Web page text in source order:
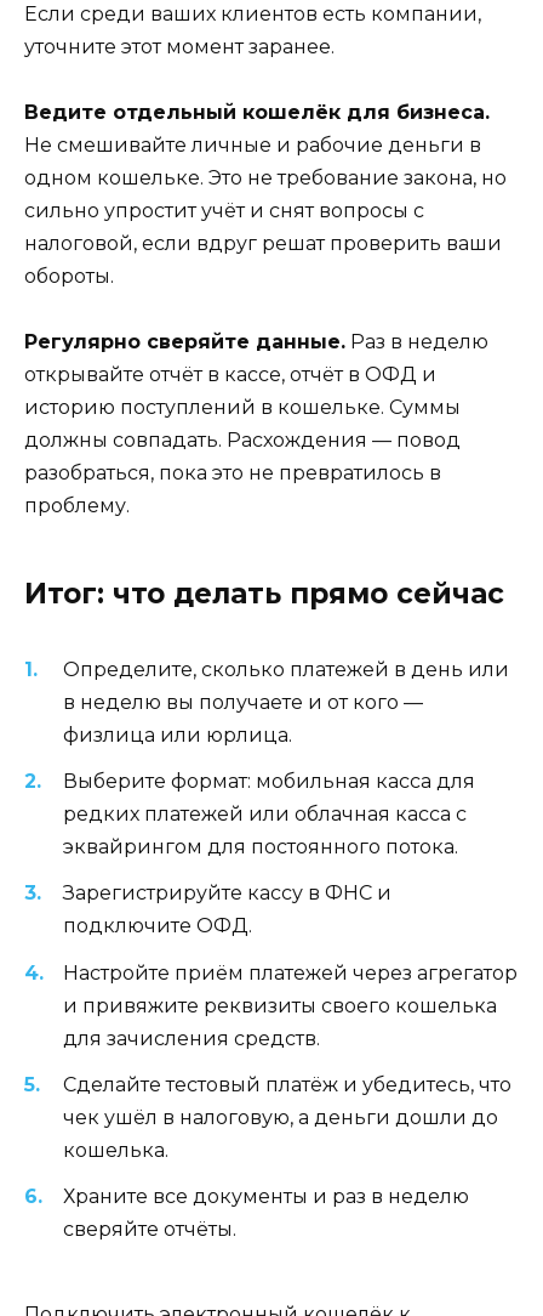
Если среди ваших клиентов есть компании,
уточните этот момент заранее.
Ведите отдельный кошелёк для бизнеса.
Не смешивайте личные и рабочие деньги в
одном кошельке. Это не требование закона, но
сильно упростит учёт и снят вопросы с
налоговой, если вдруг решат проверить ваши
обороты.
Регулярно сверяйте данные. Раз в неделю
открывайте отчёт в кассе, отчёт в ОФД и
историю поступлений в кошельке. Суммы
должны совпадать. Расхождения — повод
разобраться, пока это не превратилось в
проблему.
Итог: что делать прямо сейчас
Определите, сколько платежей в день или
в неделю вы получаете и от кого —
физлица или юрлица.
Выберите формат: мобильная касса для
редких платежей или облачная касса с
эквайрингом для постоянного потока.
Зарегистрируйте кассу в ФНС и
подключите ОФД.
Настройте приём платежей через агрегатор
и привяжите реквизиты своего кошелька
для зачисления средств.
Сделайте тестовый платёж и убедитесь, что
чек ушёл в налоговую, а деньги дошли до
кошелька.
Храните все документы и раз в неделю
сверяйте отчёты.